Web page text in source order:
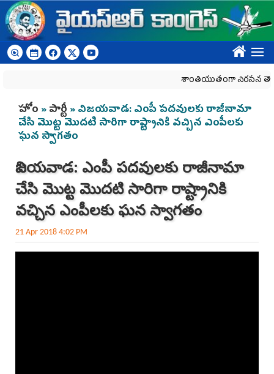
Skip to main content
????
శాంతియుతంగా నిరసన
You are here
హోం »పార్టీ » విజ‌య‌వాడ‌: ఎంపీ ప‌ద‌వుల‌కు రాజీనామా
చేసి మొట్ట మొద‌టి సారిగా రాష్ట్రానికి వ‌చ్చిన ఎంపీల‌కు
ఘ‌న స్వాగ‌తం
విజ‌య‌వాడ‌: ఎంపీ ప‌ద‌వుల‌కు రాజీనామా
చేసి మొట్ట మొద‌టి సారిగా రాష్ట్రానికి
వ‌చ్చిన ఎంపీల‌కు ఘ‌న స్వాగ‌తం
21 Apr 2018 4:02 PM